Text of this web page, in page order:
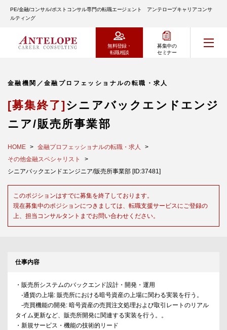
PE/金融/コンサル/ポストコンサル専門の転職エージェント アンテロープキャリアコンサ
ルティング
無料登録・
転職相談
募集中の
セミナー
金融機関／金融プロフェッショナルの転職・求人
[募集終了] シニアバックエンドエンジ
ニア/販売所事業部
HOME
金融プロフェッショナルの転職・求人
その他金融スペシャリスト
シニアバックエンドエンジニア/販売所事業部 [ID:37481]
このポジションはすでに募集を終了しております。
現在募集中のポジションにつきましては、転職支援サービスにご登録の
上、担当コンサルタントまでお問い合わせください。
仕事内容
・販売所システムのバックエンド設計・開発・運用
-通貨の上場: 販売所における暗号資産の上場に関わる実装を行う。
-売買機能の開発: 暗号資産の売買注文処理および取引レートのリアル
タイム更新など、販売所開発に関連する実装を行う。。
・新規サービス・機能の技術的リード